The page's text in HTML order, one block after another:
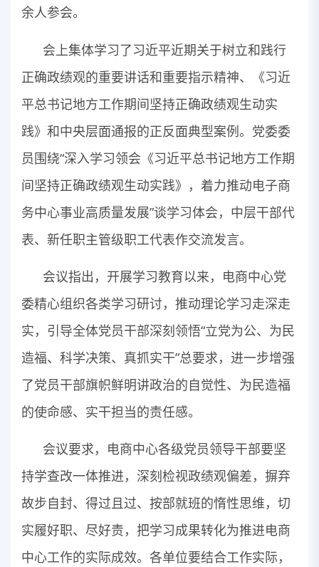
余人参会。
会上集体学习了习近平近期关于树立和践行
正确政绩观的重要讲话和重要指示精神、《习近
平总书记地方工作期间坚持正确政绩观生动实
践》和中央层面通报的正反面典型案例。党委委
员围绕“深入学习领会《习近平总书记地方工作期
间坚持正确政绩观生动实践》，着力推动电子商
务中心事业高质量发展”谈学习体会，中层干部代
表、新任职主管级职工代表作交流发言。
会议指出，开展学习教育以来，电商中心党
委精心组织各类学习研讨，推动理论学习走深走
实，引导全体党员干部深刻领悟“立党为公、为民
造福、科学决策、真抓实干”总要求，进一步增强
了党员干部旗帜鲜明讲政治的自觉性、为民造福
的使命感、实干担当的责任感。
会议要求，电商中心各级党员领导干部要坚
持学查改一体推进，深刻检视政绩观偏差，摒弃
故步自封、得过且过、按部就班的惰性思维，切
实履好职、尽好责，把学习成果转化为推进电商
中心工作的实际成效。各单位要结合工作实际，